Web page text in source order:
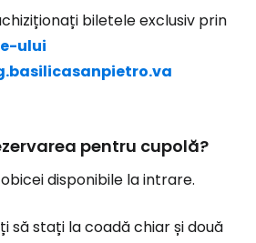
biletele exclusiv prin
ului
pentru cupolă?
disponibile la intrare.
să stați la coadă chiar și două